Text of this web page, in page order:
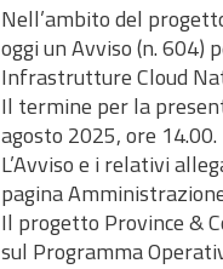
Nell’ambito del
oggi un Avviso (n. 604)
Infrastrutture Cloud
Il termine per la
agosto 2025, ore 14.00.
L’Avviso e i relativi
pagina
Il progetto Province &
sul Programma